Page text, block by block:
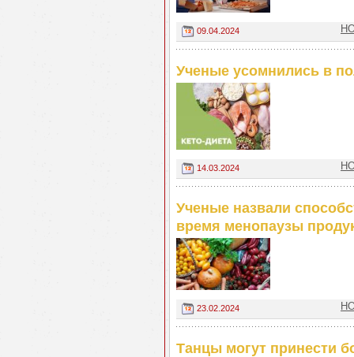
09.04.2024
Ученые усомнились в
14.03.2024
Ученые назвали
время менопаузы
23.02.2024
Танцы могут принести